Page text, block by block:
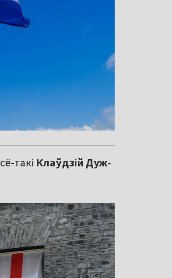
такі Клаўдзій Дуж-